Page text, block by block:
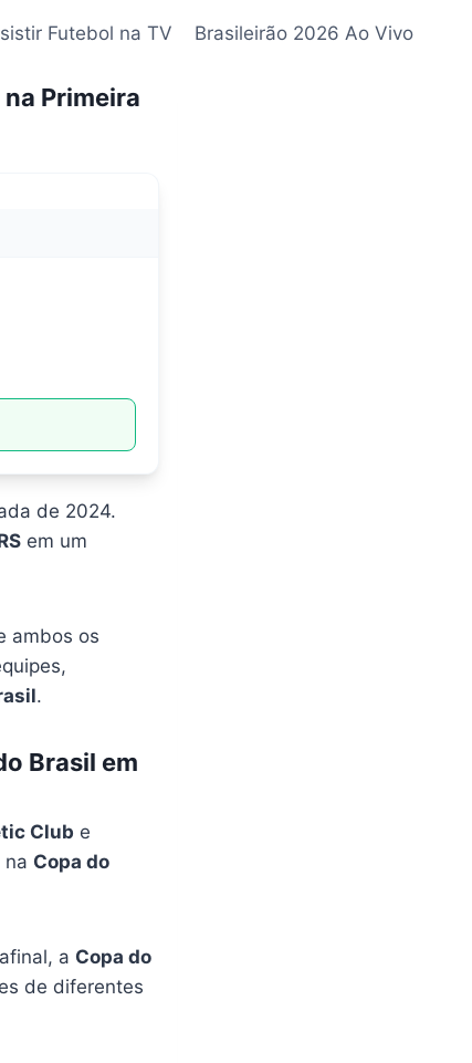
Futebol na TV Brasileirão 2026 Ao Vivo
Primeira
de 2024.
em um
ambos os
.
Brasil em
Club e
na Copa do
a Copa do
de diferentes